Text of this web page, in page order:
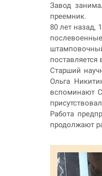
Завод
преемник.
80 лет назад,
Старший
Ольга
вспоминают
Работа
продолжают